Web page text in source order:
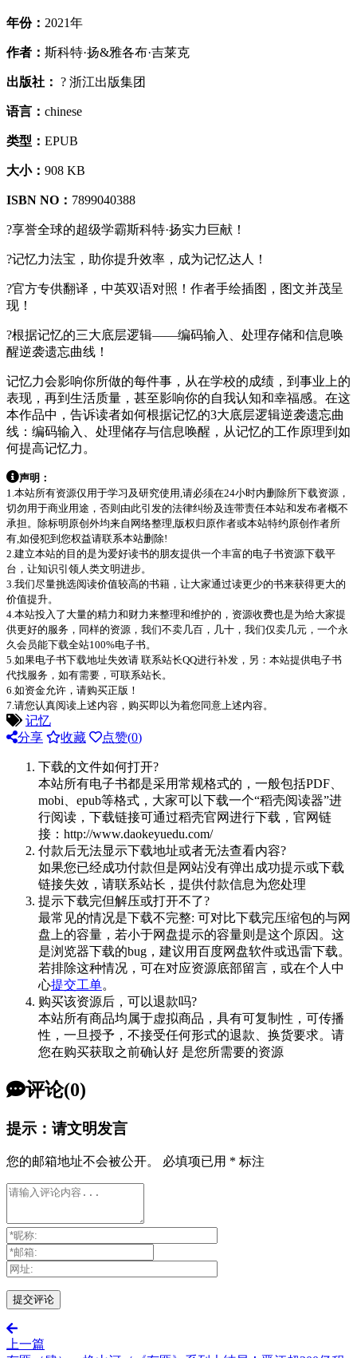
年份： 2021年
作者： 斯科特·扬&雅各布·吉莱克
出版社： ? 浙江出版集团
语言： chinese
类型： EPUB
大小： 908 KB
ISBN NO： 7899040388
?享誉全球的超级学霸斯科特·扬实力巨献！
?记忆力法宝，助你提升效率，成为记忆达人！
?官方专供翻译，中英双语对照！作者手绘插图，图文并茂呈
现！
?根据记忆的三大底层逻辑——编码输入、处理存储和信息唤
醒逆袭遗忘曲线！
记忆力会影响你所做的每件事，从在学校的成绩，到事业上的
表现，再到生活质量，甚至影响你的自我认知和幸福感。在这
本作品中，告诉读者如何根据记忆的3大底层逻辑逆袭遗忘曲
线：编码输入、处理储存与信息唤醒，从记忆的工作原理到如
何提高记忆力。
声明：
1.本站所有资源仅用于学习及研究使用,请必须在24小时内删除所下载资源，
切勿用于商业用途，否则由此引发的法律纠纷及连带责任本站和发布者概不
承担。除标明原创外均来自网络整理,版权归原作者或本站特约原创作者所
有,如侵犯到您权益请联系本站删除!
2.建立本站的目的是为爱好读书的朋友提供一个丰富的电子书资源下载平
台，让知识引领人类文明进步。
3.我们尽量挑选阅读价值较高的书籍，让大家通过读更少的书来获得更大的
价值提升。
4.本站投入了大量的精力和财力来整理和维护的，资源收费也是为给大家提
供更好的服务，同样的资源，我们不卖几百，几十，我们仅卖几元，一个永
久会员能下载全站100%电子书。
5.如果电子书下载地址失效请 联系站长QQ进行补发，另：本站提供电子书
代找服务，如有需要，可联系站长。
6.如资金允许，请购买正版！
7.请您认真阅读上述内容，购买即以为着您同意上述内容。
记忆
分享
收藏 点赞(0)
下载的文件如何打开?
本站所有电子书都是采用常规格式的，一般包括PDF、
mobi、epub等格式，大家可以下载一个“稻壳阅读器”进
行阅读，下载链接可通过稻壳官网进行下载，官网链
接：http://www.daokeyuedu.com/
付款后无法显示下载地址或者无法查看内容?
如果您已经成功付款但是网站没有弹出成功提示或下载
链接失效，请联系站长，提供付款信息为您处理
提示下载完但解压或打开不了?
最常见的情况是下载不完整: 可对比下载完压缩包的与网
盘上的容量，若小于网盘提示的容量则是这个原因。这
是浏览器下载的bug，建议用百度网盘软件或迅雷下载。
若排除这种情况，可在对应资源底部留言，或在个人中
心提交工单。
购买该资源后，可以退款吗?
本站所有商品均属于虚拟商品，具有可复制性，可传播
性，一旦授予，不接受任何形式的退款、换货要求。请
您在购买获取之前确认好 是您所需要的资源
评论(0)
提示：请文明发言
您的邮箱地址不会被公开。 必填项已用 * 标注
上一篇